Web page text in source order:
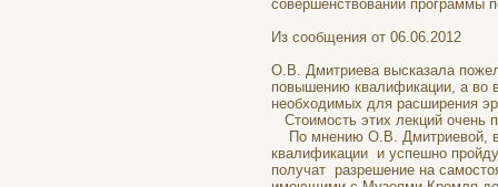
совершенствовании программы
Из сообщения от 06.06.2012
О.В. Дмитриева высказала
повышению квалификации, а во
необходимых для расширения
Стоимость этих лекций очень
По мнению О.В. Дмитриевой, в
квалификации и успешно
получат разрешение на